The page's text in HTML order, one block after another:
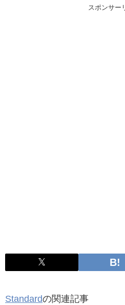
スポンサー
Standardの関連記事